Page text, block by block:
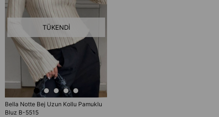
TÜKENDI
Bella Notte Bej Uzun Kollu Pamuklu
Bluz B-5515